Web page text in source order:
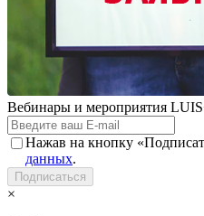
Вебинары и мероприятия
Нажав на кнопку
данных.
Подписаться
×